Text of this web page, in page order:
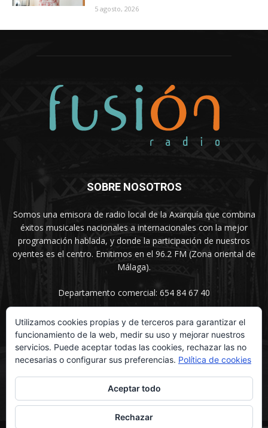
5 agosto, 2026
SOBRE NOSOTROS
Somos una emisora de radio local de la Axarquía que combina
éxitos musicales nacionales a internacionales con la mejor
programación hablada, y donde la participación de nuestros
oyentes es el centro. Emitimos en el 96.2 FM (Zona oriental de
Málaga).
Departamento comercial: 654 84 67 40
SÍGUENOS
Utilizamos cookies propias y de terceros para garantizar el
funcionamiento de la web, medir su uso y mejorar nuestros
servicios. Puede aceptar todas las cookies, rechazar las no
necesarias o configurar sus preferencias. Política de cookies
Aceptar todo
Rechazar